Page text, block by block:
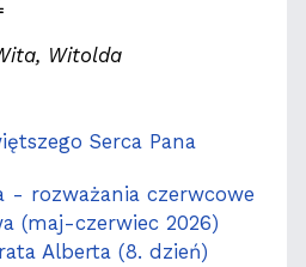
Witolda
Serca Pana
- rozważania czerwcowe
(maj-czerwiec 2026)
Alberta (8. dzień)